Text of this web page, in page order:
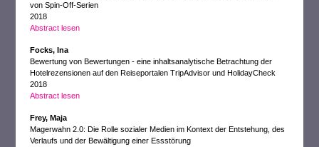
von Spin-Off-Serien
2018
Abstract lesen
Focks, Ina
Bewertung von Bewertungen - eine inhaltsanalytische Betrachtung der
Hotelrezensionen auf den Reiseportalen TripAdvisor und HolidayCheck
2018
Abstract lesen
Frey, Maja
Magerwahn 2.0: Die Rolle sozialer Medien im Kontext der Entstehung, des
Verlaufs und der Bewältigung einer Essstörung